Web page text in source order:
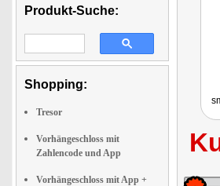
Produkt-Suche:
Shopping:
Tresor
Vorhängeschloss mit
Zahlencode und App
Vorhängeschloss mit App +